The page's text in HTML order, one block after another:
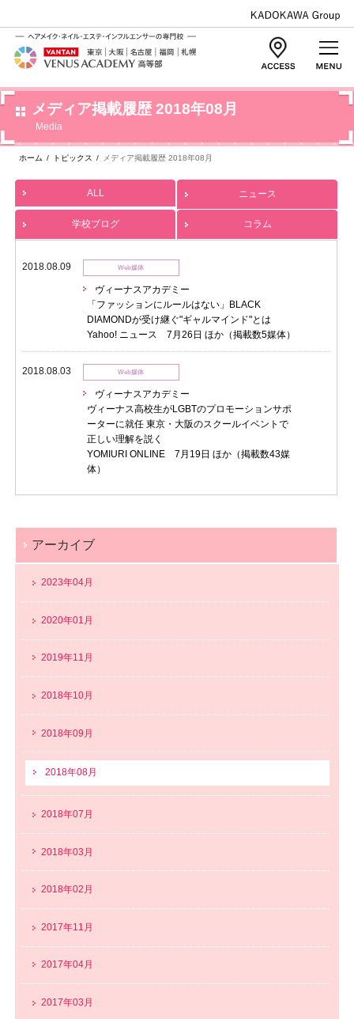
メディア掲載履歴 2018年08月
Media
ホーム / トピックス / メディア掲載履歴 2018年08月
ALL ニュース
学校ブログ コラム
2018.08.09 Web媒体
ヴィーナスアカデミー
「ファッションにルールはない」BLACK
DIAMONDが受け継ぐ"ギャルマインド"とは
Yahoo! ニュース 7月26日 ほか（掲載数5媒体）
2018.08.03 Web媒体
ヴィーナスアカデミー
ヴィーナス高校生がLGBTのプロモーションサポ
ーターに就任 東京・大阪のスクールイベントで
正しい理解を説く
YOMIURI ONLINE 7月19日 ほか（掲載数43媒
体）
アーカイブ
2023年04月
2020年01月
2019年11月
2018年10月
2018年09月
2018年08月
2018年07月
2018年03月
2018年02月
2017年11月
2017年04月
2017年03月